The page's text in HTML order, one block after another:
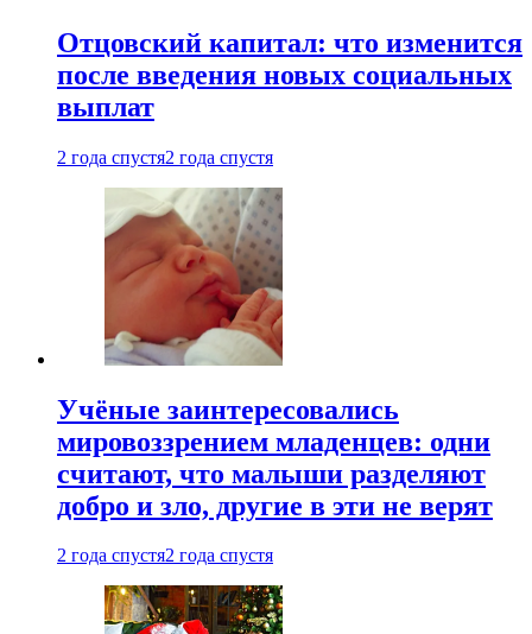
Отцовский капитал: что изменится
после введения новых социальных
выплат
2 года спустя2 года спустя
Учёные заинтересовались
мировоззрением младенцев: одни
считают, что малыши разделяют
добро и зло, другие в эти не верят
2 года спустя2 года спустя